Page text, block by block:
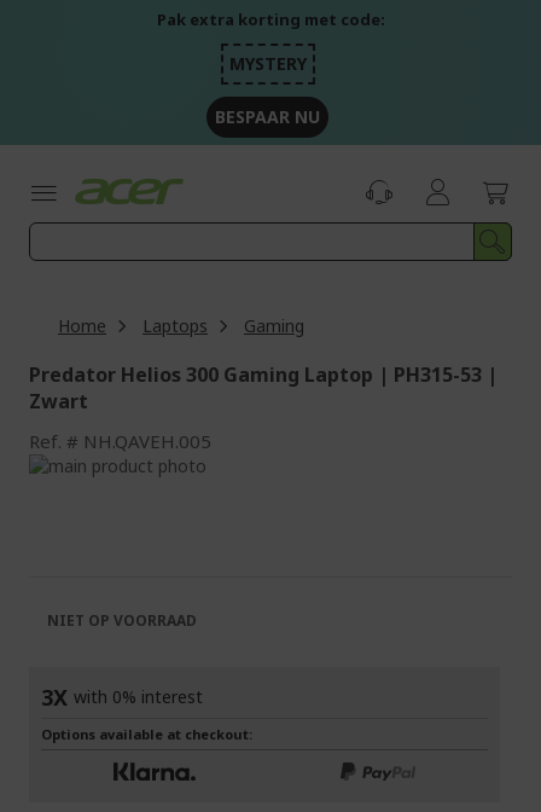
Pak extra korting met code:
MYSTERY
BESPAAR NU
Home Laptops Gaming
Predator Helios 300 Gaming Laptop | PH315-53 |
Zwart
Ref. NH.QAVEH.005
Ga
afbeeldingen-
gallerij
afbeeldingen-
NIET OP VOORRAAD
3X with 0% interest
Options available at checkout: